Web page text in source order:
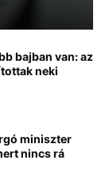
bajban van: az
neki
miniszter
nincs rá